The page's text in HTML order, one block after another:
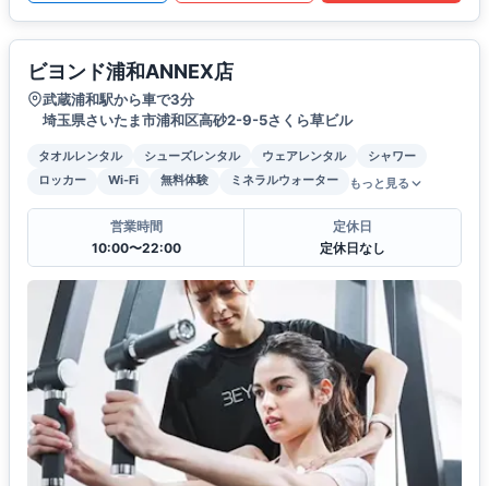
ビヨンド浦和ANNEX店
武蔵浦和駅から車で3分
埼玉県さいたま市浦和区高砂2-9-5さくら草ビル
タオルレンタル シューズレンタル ウェアレンタル
シャワー
ロッカー
Wi-Fi 無料体験 ミネラルウォーター もっと見る
営業時間
10:00〜22:00
定休日
定休日なし